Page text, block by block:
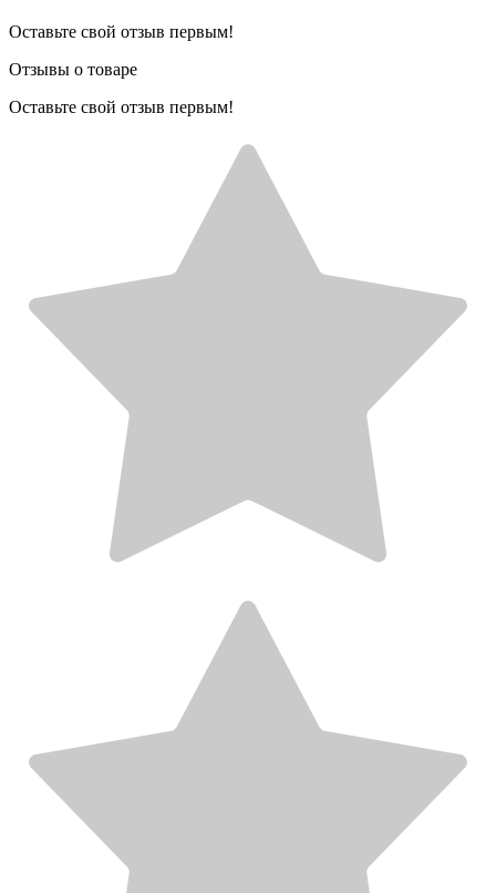
Оставьте свой отзыв первым!
Отзывы о товаре
Оставьте свой отзыв первым!